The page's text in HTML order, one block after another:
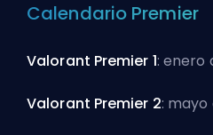
Calendario Premier
Valorant Premier 1: enero
Valorant Premier 2: